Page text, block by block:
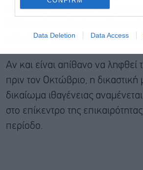
Data Deletion Data Access
την πλευρά της ότι η κυβέρνηση
τελικά την εντολή Τραμπ επί
Αν και είναι απίθανο να ληφθεί
πριν τον Οκτώβριο, η δικαστική
δικαίωμα ιθαγένειας
στο επίκεντρο της
περίοδο.